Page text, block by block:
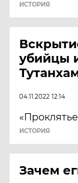
ИСТОРИЯ
убийцы
04.11.2022 12:14
ИСТОРИЯ
Зачем